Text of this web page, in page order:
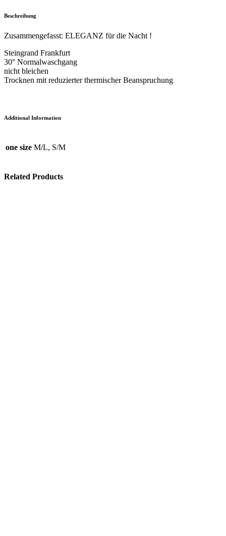
Beschreibung
Zusammengefasst: ELEGANZ für die Nacht !
Steingrand Frankfurt
30° Normalwaschgang
nicht bleichen
Trocknen mit reduzierter thermischer Beanspruchung
Additional Information
one size M/L, S/M
Related Products